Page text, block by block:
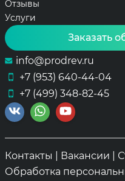
Отзывы
Услуги
Заказать
info@prodrev.ru
+7 (953) 640-44-04
+7 (499) 348-82-45
Контакты Вакансии
Обработка